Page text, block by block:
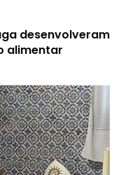
desenvolveram
alimentar